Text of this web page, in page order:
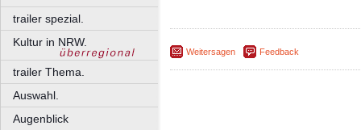
trailer spezial.
Kultur in NRW.
trailer Thema.
Auswahl.
Augenblick
Weitersagen Feedback